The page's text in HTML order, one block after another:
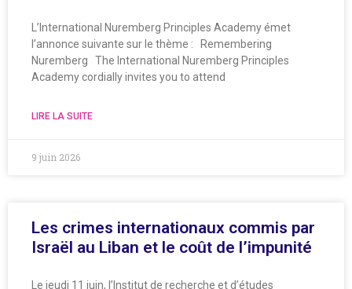
L’International Nuremberg Principles Academy émet
l’annonce suivante sur le thème : Remembering
Nuremberg The International Nuremberg Principles
Academy cordially invites you to attend
LIRE LA SUITE
9 juin 2026
Les crimes internationaux commis par
Israël au Liban et le coût de l’impunité
Le jeudi 11 juin, l’Institut de recherche et d’études